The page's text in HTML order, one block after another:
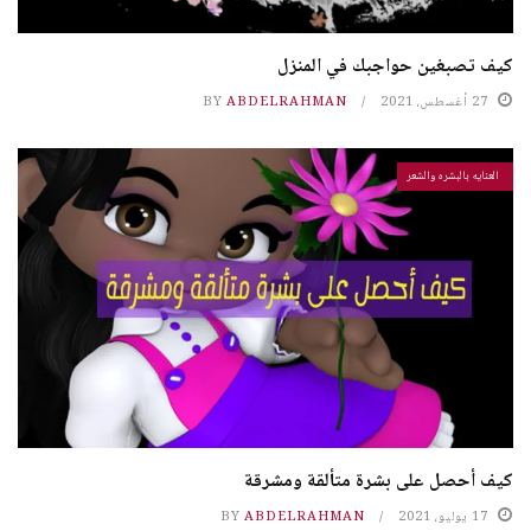
كيف تصبغين حواجبك في المنزل
27 أغسطس، 2021 BY ABDELRAHMAN
العنايه بالبشره والشعر
كيف أحصل على بشرة متألقة ومشرقة
17 يوليو، 2021 BY ABDELRAHMAN